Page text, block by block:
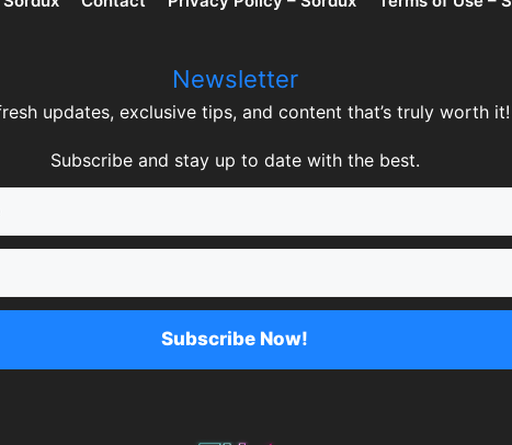
Newsletter
updates, exclusive tips, and content that’s truly worth it!
Subscribe and stay up to date with the best.
Subscribe Now!